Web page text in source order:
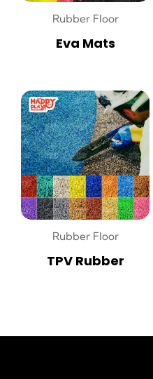
Rubber Floor
Eva Mats
Rubber Floor
TPV Rubber